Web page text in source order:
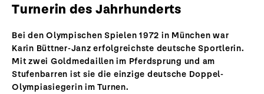
Turnerin des Jahrhunderts
Bei den Olympischen Spielen 1972 in München war
Karin Büttner-Janz erfolgreichste deutsche Sportlerin.
Mit zwei Goldmedaillen im Pferdsprung und am
Stufenbarren ist sie die einzige deutsche Doppel-
Olympiasiegerin im Turnen.